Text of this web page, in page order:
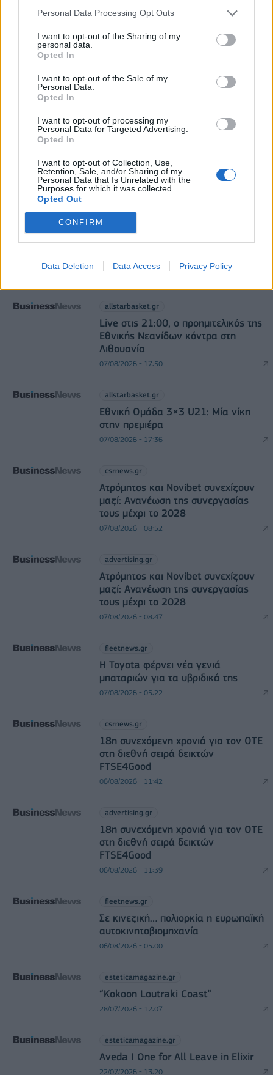
Personal Data Processing Opt Outs
I want to opt-out of the Sharing of my
personal data.
Opted In
I want to opt-out of the Sale of my
Personal Data.
Opted In
I want to opt-out of processing my
Personal Data for Targeted Advertising.
Opted In
I want to opt-out of Collection, Use,
Retention, Sale, and/or Sharing of my
Personal Data that Is Unrelated with the
Purposes for which it was collected.
Opted Out
CONFIRM
Data Deletion Data Access Privacy Policy
07/08/2026 - 08:30 ΕΛΛΑΔΑ
Χρ. Δήμας: «Προχωρούν τα έργα σε όλο το μήκος
του ΒΟΑΚ»
Πειραιάς: Κορυφώνεται η έξοδος των αδειούχων
07/08/2026 - 08:54 ΕΛΛΑΔΑ
Χρηματιστήριο: Στις 2.618,95 μονάδες ο Γενικός
Δείκτης Τιμών, με άνοδο 0,40%
07/08/2026 - 13:07 ΟΙΚΟΝΟΜΙΑ
allstarbasket.gr
Live στις 21:00, ο προημιτελικός της
Εθνικής Νεανίδων κόντρα στη
Λιθουανία
07/08/2026 - 17:50
allstarbasket.gr
Εθνική Ομάδα 3×3 U21: Μία νίκη
στην πρεμιέρα
07/08/2026 - 17:36
csrnews.gr
Ατρόμητος και Novibet συνεχίζουν
μαζί: Ανανέωση της συνεργασίας
τους μέχρι το 2028
07/08/2026 - 08:52
advertising.gr
Ατρόμητος και Novibet συνεχίζουν
μαζί: Ανανέωση της συνεργασίας
τους μέχρι το 2028
07/08/2026 - 08:47
fleetnews.gr
Η Toyota φέρνει νέα γενιά
μπαταριών για τα υβριδικά της
07/08/2026 - 05:22
csrnews.gr
18η συνεχόμενη χρονιά για τον ΟΤΕ
στη διεθνή σειρά δεικτών
FTSE4Good
06/08/2026 - 11:42
advertising.gr
18η συνεχόμενη χρονιά για τον ΟΤΕ
στη διεθνή σειρά δεικτών
FTSE4Good
06/08/2026 - 11:39
fleetnews.gr
Σε κινεζική… πολιορκία η ευρωπαϊκή
αυτοκινητοβιομηχανία
06/08/2026 - 05:00
esteticamagazine.gr
“Kokoon Loutraki Coast”
28/07/2026 - 12:07
esteticamagazine.gr
Aveda I One for All Leave in Elixir
22/07/2026 - 13:20